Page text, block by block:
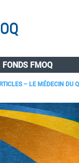
FONDS FMOQ
– LE MÉDECIN DU